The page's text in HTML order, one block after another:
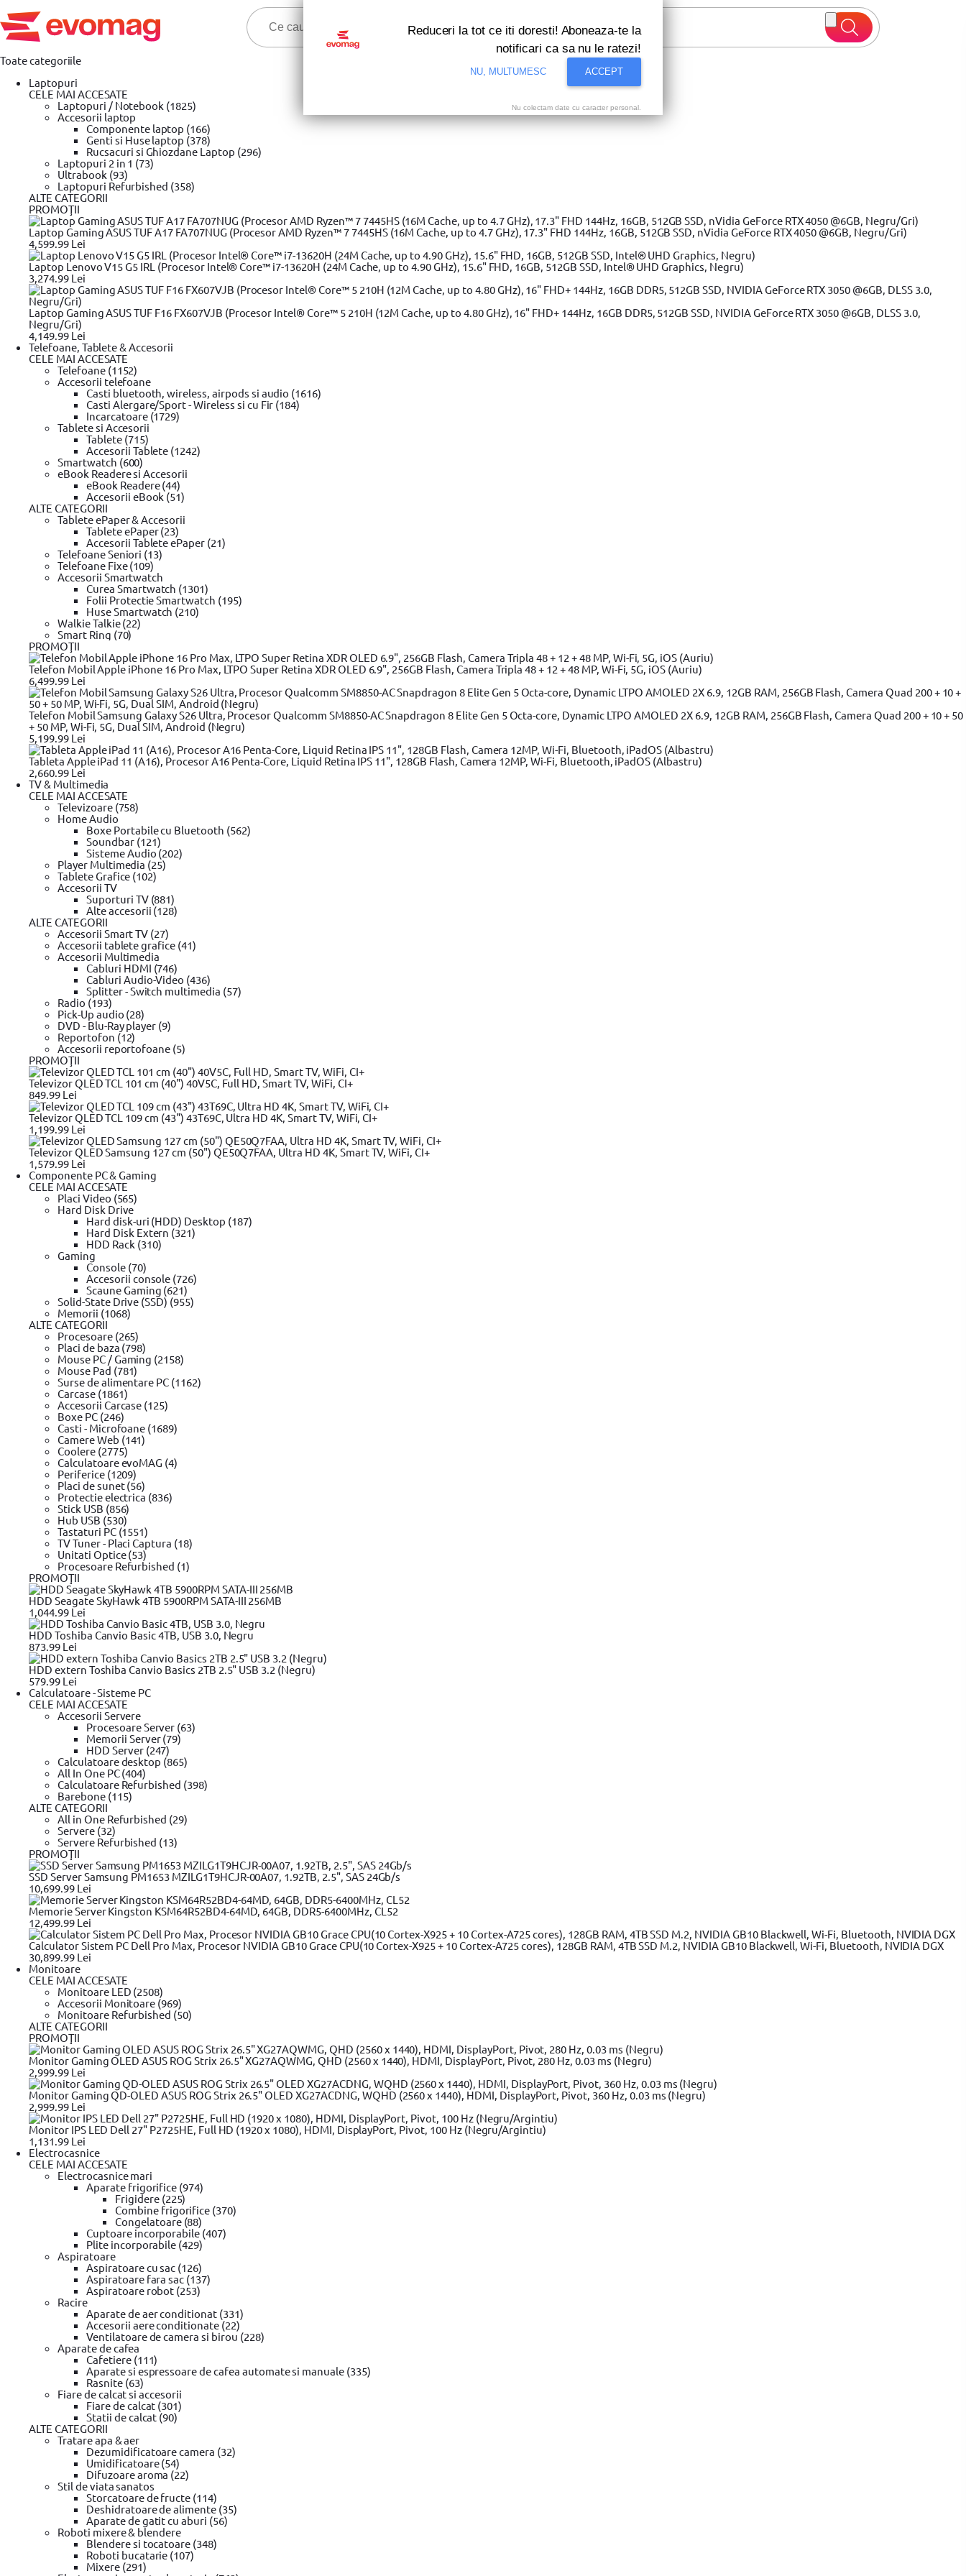
Toate categoriile
Laptopuri
CELE MAI ACCESATE
Laptopuri / Notebook (1825)
Accesorii laptop
Componente laptop (166)
Genti si Huse laptop (378)
Rucsacuri si Ghiozdane Laptop (296)
Laptopuri 2 in 1 (73)
Ultrabook (93)
Laptopuri Refurbished (358)
ALTE CATEGORII
PROMOŢII
Laptop Gaming ASUS TUF A17 FA707NUG (Procesor AMD Ryzen™ 7 7445HS (16M Cache, up to 4.7 GHz), 17.3" FHD 144Hz, 16GB, 512GB SSD, nVidia GeForce RTX 4050 @6GB, Negru/Gri)
4,599.99 Lei
Laptop Lenovo V15 G5 IRL (Procesor Intel® Core™ i7-13620H (24M Cache, up to 4.90 GHz), 15.6" FHD, 16GB, 512GB SSD, Intel® UHD Graphics, Negru)
3,274.99 Lei
Laptop Gaming ASUS TUF F16 FX607VJB (Procesor Intel® Core™ 5 210H (12M Cache, up to 4.80 GHz), 16" FHD+ 144Hz, 16GB DDR5, 512GB SSD, NVIDIA GeForce RTX 3050 @6GB, DLSS 3.0,
Negru/Gri)
4,149.99 Lei
Telefoane, Tablete & Accesorii
CELE MAI ACCESATE
Telefoane (1152)
Accesorii telefoane
Casti bluetooth, wireless, airpods si audio (1616)
Casti Alergare/Sport - Wireless si cu Fir (184)
Incarcatoare (1729)
Tablete si Accesorii
Tablete (715)
Accesorii Tablete (1242)
Smartwatch (600)
eBook Readere si Accesorii
eBook Readere (44)
Accesorii eBook (51)
ALTE CATEGORII
Tablete ePaper & Accesorii
Tablete ePaper (23)
Accesorii Tablete ePaper (21)
Telefoane Seniori (13)
Telefoane Fixe (109)
Accesorii Smartwatch
Curea Smartwatch (1301)
Folii Protectie Smartwatch (195)
Huse Smartwatch (210)
Walkie Talkie (22)
Smart Ring (70)
PROMOŢII
Telefon Mobil Apple iPhone 16 Pro Max, LTPO Super Retina XDR OLED 6.9", 256GB Flash, Camera Tripla 48 + 12 + 48 MP, Wi-Fi, 5G, iOS (Auriu)
6,499.99 Lei
Telefon Mobil Samsung Galaxy S26 Ultra, Procesor Qualcomm SM8850-AC Snapdragon 8 Elite Gen 5 Octa-core, Dynamic LTPO AMOLED 2X 6.9, 12GB RAM, 256GB Flash, Camera Quad 200 + 10 + 50
+ 50 MP, Wi-Fi, 5G, Dual SIM, Android (Negru)
5,199.99 Lei
Tableta Apple iPad 11 (A16), Procesor A16 Penta-Core, Liquid Retina IPS 11", 128GB Flash, Camera 12MP, Wi-Fi, Bluetooth, iPadOS (Albastru)
2,660.99 Lei
TV & Multimedia
CELE MAI ACCESATE
Televizoare (758)
Home Audio
Boxe Portabile cu Bluetooth (562)
Soundbar (121)
Sisteme Audio (202)
Player Multimedia (25)
Tablete Grafice (102)
Accesorii TV
Suporturi TV (881)
Alte accesorii (128)
ALTE CATEGORII
Accesorii Smart TV (27)
Accesorii tablete grafice (41)
Accesorii Multimedia
Cabluri HDMI (746)
Cabluri Audio-Video (436)
Splitter - Switch multimedia (57)
Radio (193)
Pick-Up audio (28)
DVD - Blu-Ray player (9)
Reportofon (12)
Accesorii reportofoane (5)
PROMOŢII
Televizor QLED TCL 101 cm (40") 40V5C, Full HD, Smart TV, WiFi, CI+
849.99 Lei
Televizor QLED TCL 109 cm (43") 43T69C, Ultra HD 4K, Smart TV, WiFi, CI+
1,199.99 Lei
Televizor QLED Samsung 127 cm (50") QE50Q7FAA, Ultra HD 4K, Smart TV, WiFi, CI+
1,579.99 Lei
Componente PC & Gaming
CELE MAI ACCESATE
Placi Video (565)
Hard Disk Drive
Hard disk-uri (HDD) Desktop (187)
Hard Disk Extern (321)
HDD Rack (310)
Gaming
Console (70)
Accesorii console (726)
Scaune Gaming (621)
Solid-State Drive (SSD) (955)
Memorii (1068)
ALTE CATEGORII
Procesoare (265)
Placi de baza (798)
Mouse PC / Gaming (2158)
Mouse Pad (781)
Surse de alimentare PC (1162)
Carcase (1861)
Accesorii Carcase (125)
Boxe PC (246)
Casti - Microfoane (1689)
Camere Web (141)
Coolere (2775)
Calculatoare evoMAG (4)
Periferice (1209)
Placi de sunet (56)
Protectie electrica (836)
Stick USB (856)
Hub USB (530)
Tastaturi PC (1551)
TV Tuner - Placi Captura (18)
Unitati Optice (53)
Procesoare Refurbished (1)
PROMOŢII
HDD Seagate SkyHawk 4TB 5900RPM SATA-III 256MB
1,044.99 Lei
HDD Toshiba Canvio Basic 4TB, USB 3.0, Negru
873.99 Lei
HDD extern Toshiba Canvio Basics 2TB 2.5" USB 3.2 (Negru)
579.99 Lei
Calculatoare - Sisteme PC
CELE MAI ACCESATE
Accesorii Servere
Procesoare Server (63)
Memorii Server (79)
HDD Server (247)
Calculatoare desktop (865)
All In One PC (404)
Calculatoare Refurbished (398)
Barebone (115)
ALTE CATEGORII
All in One Refurbished (29)
Servere (32)
Servere Refurbished (13)
PROMOŢII
SSD Server Samsung PM1653 MZILG1T9HCJR-00A07, 1.92TB, 2.5", SAS 24Gb/s
10,699.99 Lei
Memorie Server Kingston KSM64R52BD4-64MD, 64GB, DDR5-6400MHz, CL52
12,499.99 Lei
Calculator Sistem PC Dell Pro Max, Procesor NVIDIA GB10 Grace CPU(10 Cortex-X925 + 10 Cortex-A725 cores), 128GB RAM, 4TB SSD M.2, NVIDIA GB10 Blackwell, Wi-Fi, Bluetooth, NVIDIA DGX
30,899.99 Lei
Monitoare
CELE MAI ACCESATE
Monitoare LED (2508)
Accesorii Monitoare (969)
Monitoare Refurbished (50)
ALTE CATEGORII
PROMOŢII
Monitor Gaming OLED ASUS ROG Strix 26.5" XG27AQWMG, QHD (2560 x 1440), HDMI, DisplayPort, Pivot, 280 Hz, 0.03 ms (Negru)
2,999.99 Lei
Monitor Gaming QD-OLED ASUS ROG Strix 26.5" OLED XG27ACDNG, WQHD (2560 x 1440), HDMI, DisplayPort, Pivot, 360 Hz, 0.03 ms (Negru)
2,999.99 Lei
Monitor IPS LED Dell 27" P2725HE, Full HD (1920 x 1080), HDMI, DisplayPort, Pivot, 100 Hz (Negru/Argintiu)
1,131.99 Lei
Electrocasnice
CELE MAI ACCESATE
Electrocasnice mari
Aparate frigorifice (974)
Frigidere (225)
Combine frigorifice (370)
Congelatoare (88)
Cuptoare incorporabile (407)
Plite incorporabile (429)
Aspiratoare
Aspiratoare cu sac (126)
Aspiratoare fara sac (137)
Aspiratoare robot (253)
Racire
Aparate de aer conditionat (331)
Accesorii aere conditionate (22)
Ventilatoare de camera si birou (228)
Aparate de cafea
Cafetiere (111)
Aparate si espressoare de cafea automate si manuale (335)
Rasnite (63)
Fiare de calcat si accesorii
Fiare de calcat (301)
Statii de calcat (90)
ALTE CATEGORII
Tratare apa & aer
Dezumidificatoare camera (32)
Umidificatoare (54)
Difuzoare aroma (22)
Stil de viata sanatos
Storcatoare de fructe (114)
Deshidratoare de alimente (35)
Aparate de gatit cu aburi (56)
Roboti mixere & blendere
Blendere si tocatoare (348)
Roboti bucatarie (107)
Mixere (291)
Oferte Nino-Nino! Este stare de promotie nationala cu reduceri de pana la 50%
Prima pagina »Casa, decoratiuni & bricolaj
Unelte de gradina
Filtrare produse
20,99 Lei
4.369,99 Lei
Gradinarit
Masina de tuns iarba
Motocultoare(11)
Drujbe(90)
Motocositoare(59)
Aparate de spalat cu presiune (109)
Accesorii masina tuns iarba & motocoase
Accesorii Motosape si Motocultoare
Motoburghiu pamant & accesorii(4)
Accesorii drujba(29)
Oferte
Stoc magazin
Stoc depozit
Stoc furnizor
Produse noi
Toate
Resigilate
Fiskars(251)
Gardena(183)
Karcher(59)
BOSCH(59)
YATO(46)
Makita (39)
BLACK+DECKER(24)
DeWALT (21)
Stanley(20)
Cell Fast(17)
Heinner(13)
Lahti Pro(12)
Fieldmann(10)
Rebel(9)
Micul Fermier(9)
Verto(9)
Hyundai(8)
Metabo(7)
(6)
(6)
Einhell (5)
OEM(5)
Adler(3)
NAC(3)
(2)
Graphite(2)
ProCraft(2)
Gerlach(1)
Lechpol(1)
WORX(1)
Veritable
(1)
Cellfast (1)
Fischer(1)
Nilfisk(1)
Zipper(1)
ROTHENBERGER(1)
XAVAX(1)
Detoolz(1)
GERBER(1)
AW Tools(1)
Clinex(1)
Imoum(1)
Ruris(1)
Bocika (1)
Model
Foarfeca pentru gard viu
Foarfeca pentru pomi
Grebla
Forfeca pentru gazon
Foarfecta pas cu pas
Topor
Levier
Sapaliga
Lopata
Afanator
Plantator
Fierastrau
Pompa manuala pentru stropit
Lopata pentru zapada
Cazma
Foarfeca pentru plante
Stropitoare
Impingator pentru zapada
Furca
Spargator de gheata
Cultivator
Dispozitiv pentru smuls buruieni
Pana pentru despicat
Matura
Foarfeca telescopica
Curatator de jgheaburi
Pulverizator
Suflanta
Capsator
Benzi de plastic
Capse
Arzator buruieni
Tocator resturi vegetale
Aspersor
Motoburghiu
Lant
Coada telescopica
Manusi
Dispozitiv pentru ascutire
Furtun
Tocator crengi
Suflanta/aspirator
Trimmer
Vaselina
Incarcator
Tambur cu furtun
Tarnacop
Adaptor
Conector
Foarfeca
Kit furtun
Motocoasa
Set
Tocator
Fierastrau telescopic pentru arbori
Aspirator frunze Suflanta
Placa de greutate
Pistol cu tija de stropit
Garnitura
Pompa pentru stropit
Suport
Carucior Furtun
Extensie
Tub flexibil
Coada
Filtru
Aerator
Curatator
Dispenser
Distribuitor
Duza
Extractor buruieni
Fir nailon
Timer
Pulsator
Pistol de stropit
Carucior
Perie
Tambur
Piesa
Manusi pentru uz general
Rola
Manusi anti-taiere
Pompa de stropit
Pistol de irigare
Cablu degivrare
Dispozitiv de imprastiere
Unealta multifunctionala
Lama cazma
Aspirator
Cleme
Perie buruieni
Accesoriu aparat de spalat cu presiune
Kit accesorii
Programator irigare
Pistol de pulverizare
Duze
Masina de maturat
Furtun aspirator
Acumulator
Lance telescopica de pulverizare
Duza de pulverizare
Controller
Colier furtun
Foarfeca pentru vie
Mufa
Unealta de gradinarit
Masina de tuns gardul viu
Semanatoare
Reduceri la tot ce iti doresti! Aboneaza-te la
notificari ca sa nu le ratezi!
NU, MULTUMESC ACCEPT
Nu colectam date cu caracter personal.